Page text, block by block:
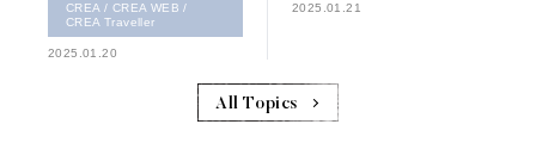
CREA / CREA WEB /
CREA Traveller
2025.01.20
2025.01.21
All Topics